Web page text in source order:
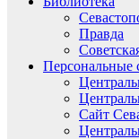
Правда
Персональные
Сайт